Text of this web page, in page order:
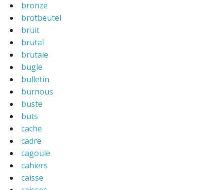
bronze
brotbeutel
bruit
brutal
brutale
bugle
bulletin
burnous
buste
buts
cache
cadre
cagoule
cahiers
caisse